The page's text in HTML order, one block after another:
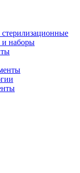
и наборы